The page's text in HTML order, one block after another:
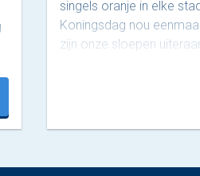
singels oranje in elke
Koningsdag nou
zijn onze sloepen
helemaal vol tijdens
avonds zijn er nog
hebben we nog 3